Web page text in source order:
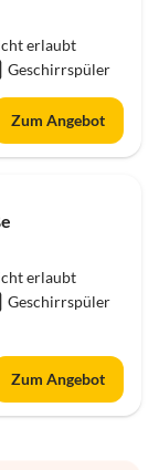
erlaubt
Geschirrspüler
Zum Angebot
erlaubt
Geschirrspüler
Zum Angebot